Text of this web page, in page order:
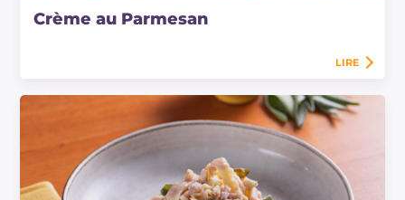
Crème au Parmesan
LIRE